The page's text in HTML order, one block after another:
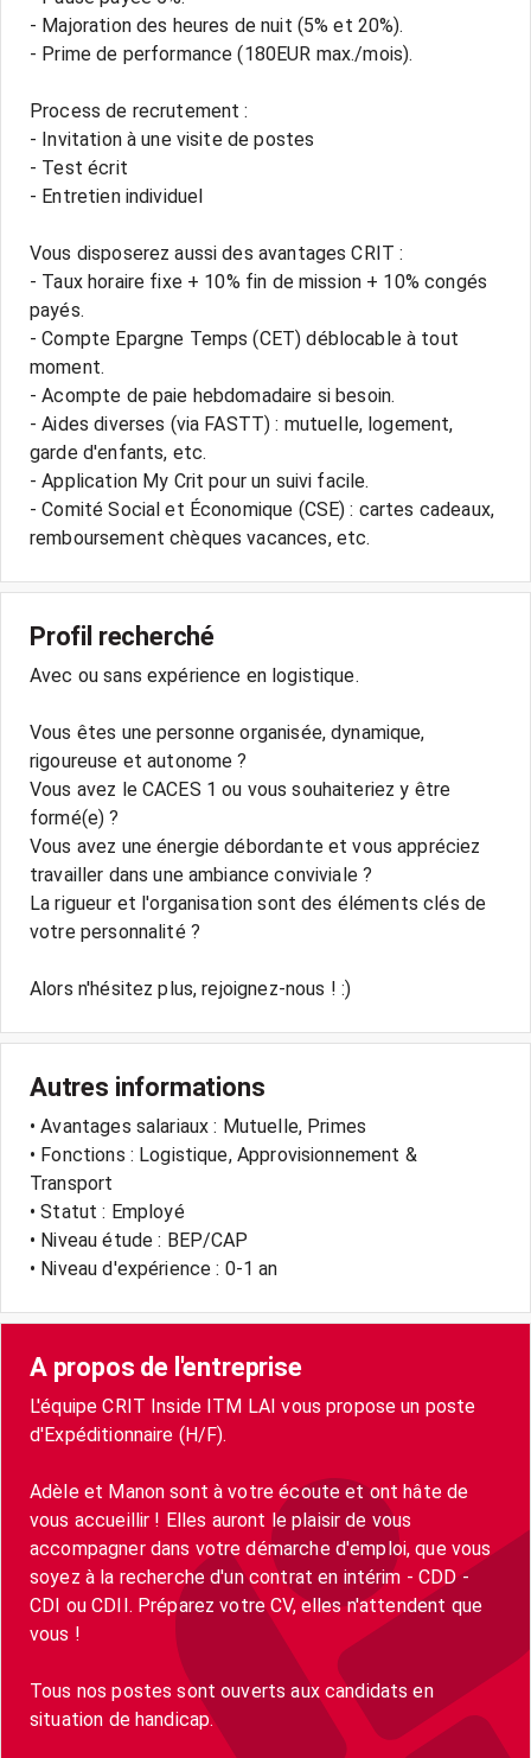
- Majoration des heures de nuit (5% et 20%).
- Prime de performance (180EUR max./mois).
Process de recrutement :
- Invitation à une visite de postes
- Test écrit
- Entretien individuel
Vous disposerez aussi des avantages CRIT :
- Taux horaire fixe + 10% fin de mission + 10% congés
payés.
- Compte Epargne Temps (CET) déblocable à tout
moment.
- Acompte de paie hebdomadaire si besoin.
- Aides diverses (via FASTT) : mutuelle, logement,
garde d'enfants, etc.
- Application My Crit pour un suivi facile.
- Comité Social et Économique (CSE) : cartes cadeaux,
remboursement chèques vacances, etc.
Profil recherché
Avec ou sans expérience en logistique.
Vous êtes une personne organisée, dynamique,
rigoureuse et autonome ?
Vous avez le CACES 1 ou vous souhaiteriez y être
formé(e) ?
Vous avez une énergie débordante et vous appréciez
travailler dans une ambiance conviviale ?
La rigueur et l'organisation sont des éléments clés de
votre personnalité ?
Alors n'hésitez plus, rejoignez-nous ! :)
Autres informations
• Avantages salariaux : Mutuelle, Primes
• Fonctions : Logistique, Approvisionnement &
Transport
• Statut : Employé
• Niveau étude : BEP/CAP
• Niveau d'expérience : 0-1 an
A propos de l'entreprise
L'équipe CRIT Inside ITM LAI vous propose un poste
d'Expéditionnaire (H/F).
Adèle et Manon sont à votre écoute et ont hâte de
vous accueillir ! Elles auront le plaisir de vous
accompagner dans votre démarche d'emploi, que vous
soyez à la recherche d'un contrat en intérim - CDD -
CDI ou CDII. Préparez votre CV, elles n'attendent que
vous !
Tous nos postes sont ouverts aux candidats en
situation de handicap.